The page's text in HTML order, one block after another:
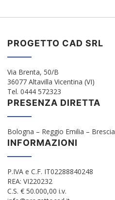
PROGETTO CAD SRL
Via Brenta, 50/B
36077 Altavilla Vicentina (VI)
Tel. 0444 572323
PRESENZA DIRETTA
Bologna – Reggio Emilia – Brescia
INFORMAZIONI
P.IVA e C.F. IT02288840248
REA: VI220232
C.S. € 50.000,00 i.v.